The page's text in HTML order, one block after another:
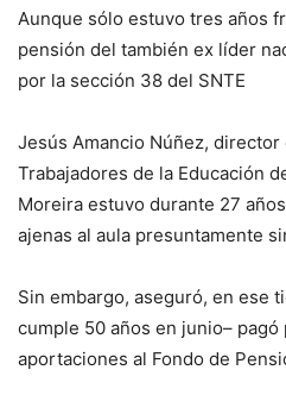
Aunque sólo estuvo tres años
pensión del también ex líder
por la sección 38 del SNTE
Jesús Amancio Núñez,
Trabajadores de la Educación
Moreira estuvo durante 27
ajenas al aula presuntamente
Sin embargo, aseguró, en ese
cumple 50 años en junio–
aportaciones al Fondo de